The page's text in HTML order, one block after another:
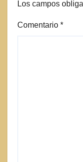
Los campos
Comentario *